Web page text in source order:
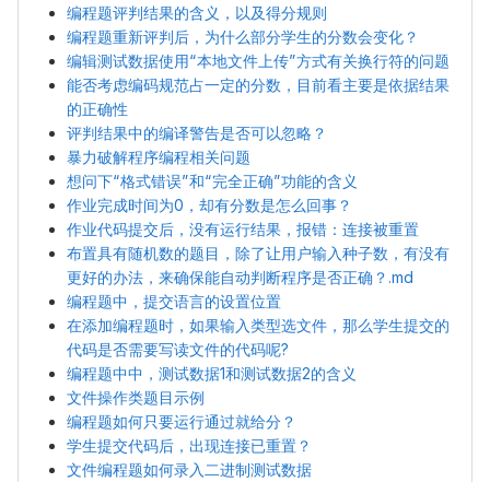
编程题评判结果的含义，以及得分规则
编程题重新评判后，为什么部分学生的分数会变化？
编辑测试数据使用“本地文件上传”方式有关换行符的问题
能否考虑编码规范占一定的分数，目前看主要是依据结果
的正确性
评判结果中的编译警告是否可以忽略？
暴力破解程序编程相关问题
想问下“格式错误”和“完全正确”功能的含义
作业完成时间为0，却有分数是怎么回事？
作业代码提交后，没有运行结果，报错：连接被重置
布置具有随机数的题目，除了让用户输入种子数，有没有
更好的办法，来确保能自动判断程序是否正确？.md
编程题中，提交语言的设置位置
在添加编程题时，如果输入类型选文件，那么学生提交的
代码是否需要写读文件的代码呢?
编程题中中，测试数据1和测试数据2的含义
文件操作类题目示例
编程题如何只要运行通过就给分？
学生提交代码后，出现连接已重置？
文件编程题如何录入二进制测试数据